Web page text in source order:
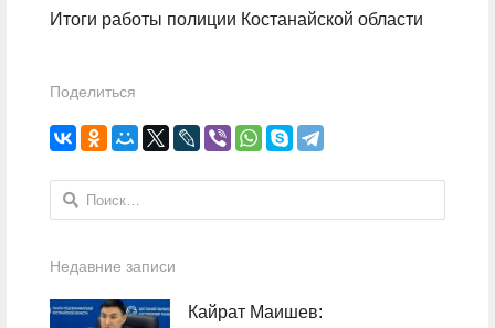
Итоги работы полиции Костанайской области
Поделиться
Найти:
Недавние записи
Кайрат Маишев: